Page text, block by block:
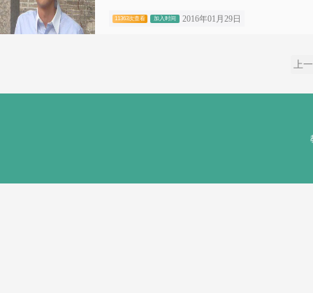
11363次查看 加入时间 2016年01月29日
上